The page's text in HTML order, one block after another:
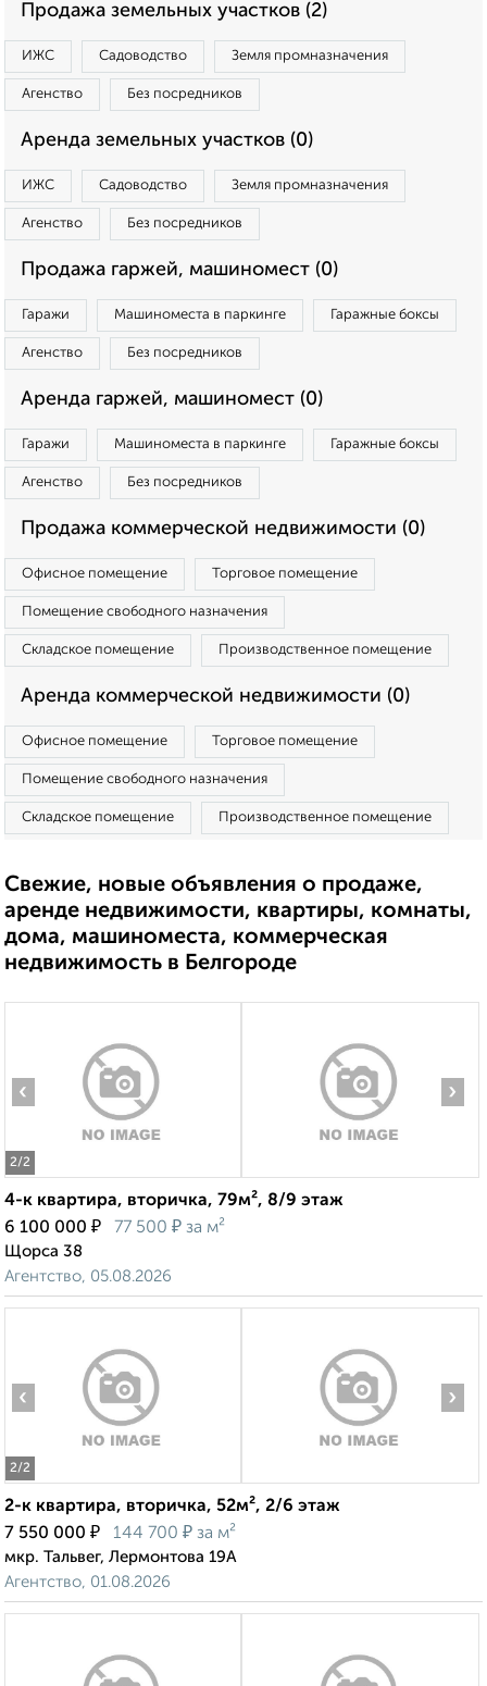
Продажа земельных участков (2)
ИЖС Садоводство Земля промназначения
Агенство Без посредников
Аренда земельных участков (0)
ИЖС Садоводство Земля промназначения
Агенство Без посредников
Продажа гаржей, машиномест (0)
Гаражи Машиноместа в паркинге Гаражные боксы
Агенство Без посредников
Аренда гаржей, машиномест (0)
Гаражи Машиноместа в паркинге Гаражные боксы
Агенство Без посредников
Продажа коммерческой недвижимости (0)
Офисное помещение Торговое помещение
Помещение свободного назначения
Складское помещение Производственное помещение
Аренда коммерческой недвижимости (0)
Офисное помещение Торговое помещение
Помещение свободного назначения
Складское помещение Производственное помещение
Свежие, новые объявления о продаже,
аренде недвижимости, квартиры, комнаты,
дома, машиноместа, коммерческая
недвижимость в Белгороде
2/2
‹ ›
4-к квартира, вторичка, 79м², 8/9 этаж
6 100 000 ₽ 77 500 ₽ за м²
Щорса 38
Агентство, 05.08.2026
2/2
‹ ›
2-к квартира, вторичка, 52м², 2/6 этаж
7 550 000 ₽ 144 700 ₽ за м²
мкр. Тальвег, Лермонтова 19А
Агентство, 01.08.2026